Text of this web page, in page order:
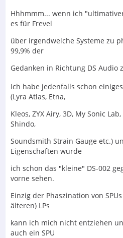
Hhhmmm... wenn ich
es für Frevel
über irgendwelche Systeme zu
99,9% der
Gedanken in Richtung DS Audio
Ich habe jedenfalls schon
(Lyra Atlas, Etna,
Kleos, ZYX Airy, 3D, My Sonic
Shindo,
Soundsmith Strain Gauge etc.)
Eigenschaften würde
ich schon das "kleine" DS-002
vorne sehen.
Einzig der Phaszination von
älteren) LPs
kann ich mich nicht entziehen
auch ein SPU